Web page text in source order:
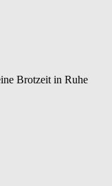
Brotzeit in Ruhe